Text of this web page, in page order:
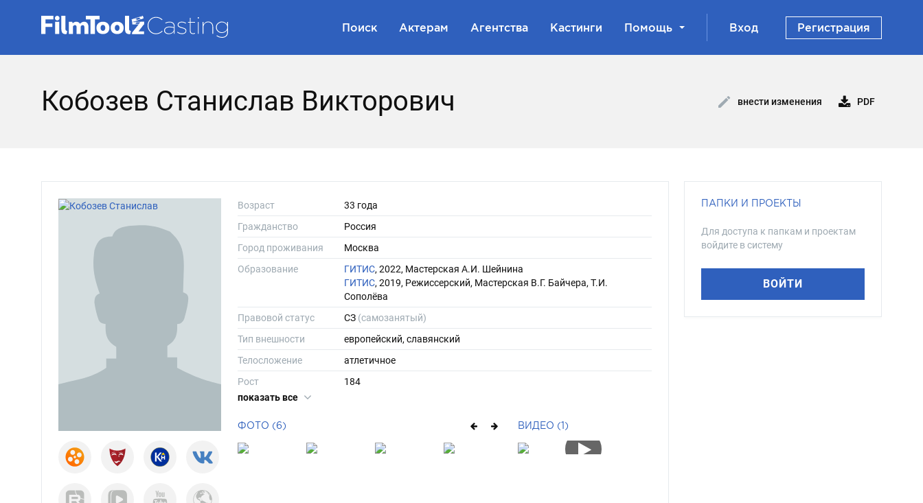
Поиск Актерам Агентства Кастинги Помощь Вход Регистрация
Кобозев Станислав Викторович внести изменения PDF
Возраст
33 года
Гражданство
Россия
Город проживания
Москва
Образование
ГИТИС, 2022, Мастерская А.И. Шейнина
ГИТИС, 2019, Режиссерский, Мастерская В.Г. Байчера, Т.И.
Сополёва
Правовой статус
СЗ (самозанятый)
Тип внешности
европейский, славянский
Телосложение
атлетичное
Рост
184
Вес
Размер одежды
Размер обуви
показать все
ФОТО (6) ВИДЕО (1)
ПАПКИ И ПРОЕКТЫ
Для доступа к папкам и проектам
войдите в систему
ВОЙТИ